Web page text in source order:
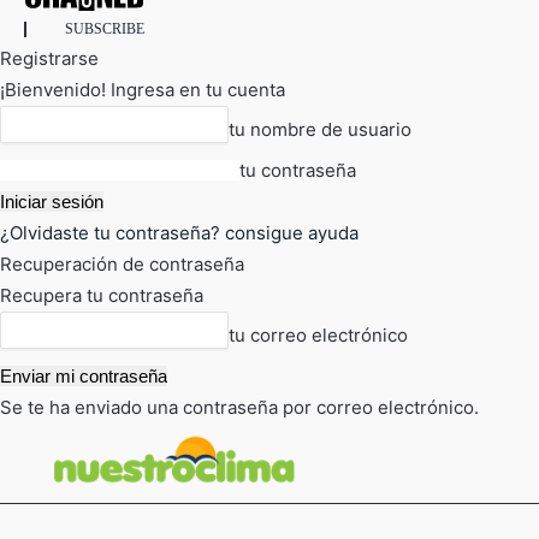
SUBSCRIBE
Registrarse
¡Bienvenido! Ingresa en tu cuenta
tu nombre de usuario
tu contraseña
¿Olvidaste tu contraseña? consigue ayuda
Recuperación de contraseña
Recupera tu contraseña
tu correo electrónico
Se te ha enviado una contraseña por correo electrónico.